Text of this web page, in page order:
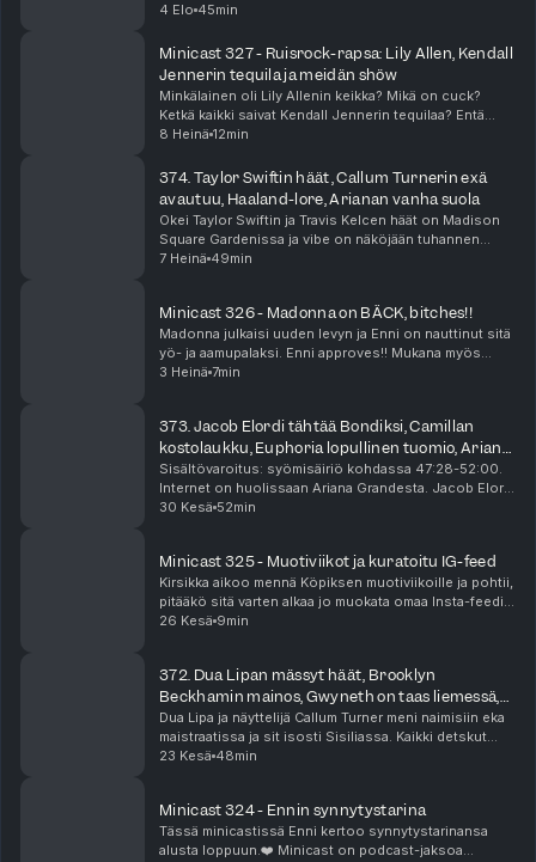
häistä! Näyttelijä Emma Roberts meni naimisiin ja nämä
4 Elo 45min
Minicast 327 - Ruisrock-rapsa: Lily Allen, Kendall
Jennerin tequila ja meidän shöw
Minkälainen oli Lily Allenin keikka? Mikä on cuck?
Ketkä kaikki saivat Kendall Jennerin tequilaa? Entä
miten Tuplakääkin oma keikka meni? Se ja moni muu
8 Heinä 12min
374. Taylor Swiftin häät, Callum Turnerin exä
avautuu, Haaland-lore, Arianan vanha suola
Okei Taylor Swiftin ja Travis Kelcen häät on Madison
Square Gardenissa ja vibe on näköjään tuhannen
ihmisen megabileet prinsessalinnassa? Taylorin häät
7 Heinä 49min
Minicast 326 - Madonna on BÄCK, bitches!!
Madonna julkaisi uuden levyn ja Enni on nauttinut sitä
yö- ja aamupalaksi. Enni approves!! Mukana myös
hyviä Madonna-detskuja Voguen haastattelusta.
3 Heinä 7min
373. Jacob Elordi tähtää Bondiksi, Camillan
kostolaukku, Euphoria lopullinen tuomio, Ariana
Granden bänksit
Sisältövaroitus: syömisäiriö kohdassa 47:28-52:00.
Internet on huolissaan Ariana Grandesta. Jacob Elordi
on vahva ehdokas seuraavaksi James Bondiksi, ja
30 Kesä 52min
Minicast 325 - Muotiviikot ja kuratoitu IG-feed
Kirsikka aikoo mennä Köpiksen muotiviikoille ja pohtii,
pitääkö sitä varten alkaa jo muokata omaa Insta-feediä
coolimmaksi. Raya on jättänyt syvät traumat! Minicast
26 Kesä 9min
372. Dua Lipan mässyt häät, Brooklyn
Beckhamin mainos, Gwyneth on taas liemessä,
Yoni-pimppimuna
Dua Lipa ja näyttelijä Callum Turner meni naimisiin eka
maistraatissa ja sit isosti Sisiliassa. Kaikki detskut
häistä kiinnostaa! Lukuisat asut, menut ja vieraslista.
23 Kesä 48min
Minicast 324 - Ennin synnytystarina
Tässä minicastissä Enni kertoo synnytystarinansa
alusta loppuun.❤️ Minicast on podcast-jaksoa